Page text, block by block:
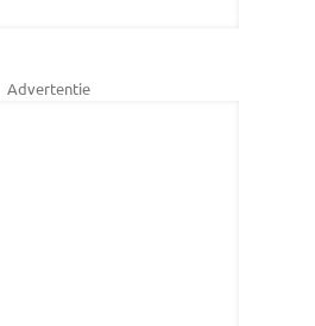
Advertentie